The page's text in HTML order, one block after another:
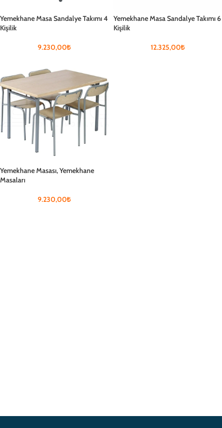
Yemekhane Masa Sandalye Takımı 4
Kişilik
9.230,00₺
Yemekhane Masa Sandalye Takımı 6
Kişilik
12.325,00₺
Yemekhane Masası, Yemekhane
Masaları
9.230,00₺